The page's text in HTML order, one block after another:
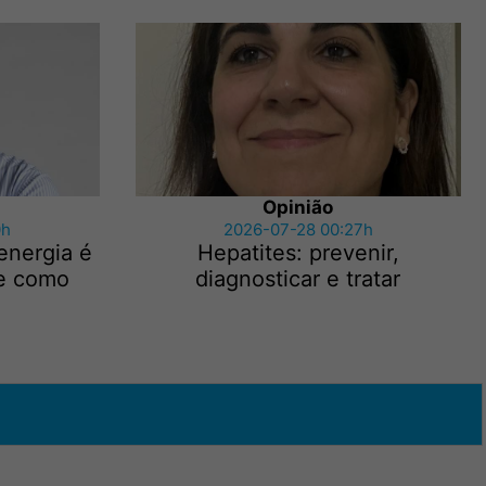
é
como
Opinião
2026-07-28 00:27h
Hepatites: prevenir,
diagnosticar e tratar